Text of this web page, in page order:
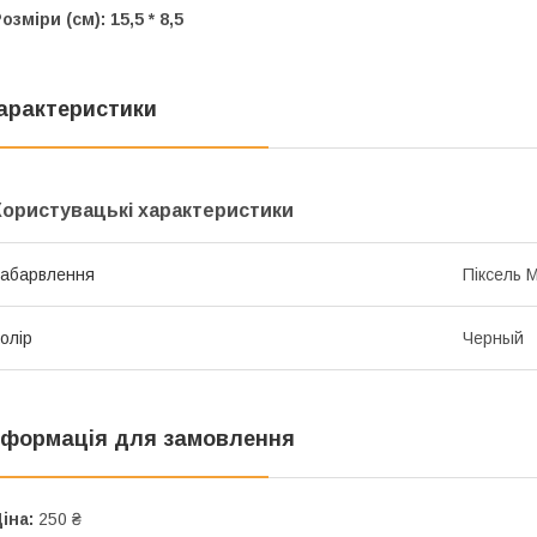
(см): 15,5 * 8,5
характеристики
Піксель
Черный
для замовлення
250 ₴